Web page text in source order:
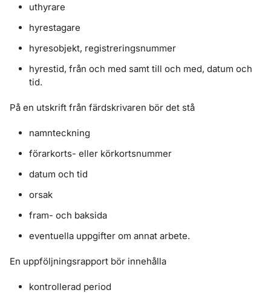
uthyrare
hyrestagare
hyresobjekt, registreringsnummer
hyrestid, från och med samt till och med, datum och
tid.
På en utskrift från färdskrivaren bör det stå
namnteckning
förarkorts- eller körkortsnummer
datum och tid
orsak
fram- och baksida
eventuella uppgifter om annat arbete.
En uppföljningsrapport bör innehålla
kontrollerad period